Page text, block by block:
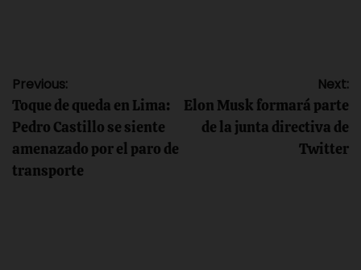
Navegación
de
entradas
Previous:
Toque de queda en Lima:
Pedro Castillo se siente
amenazado por el paro de
transporte
Next:
Elon Musk formará parte
de la junta directiva de
Twitter